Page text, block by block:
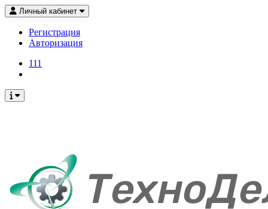
Личный кабинет
Регистрация
Авторизация
111